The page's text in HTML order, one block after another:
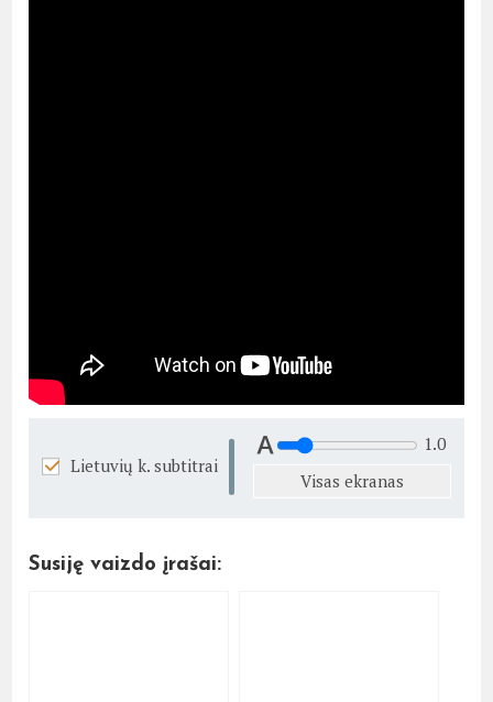
Lietuvių k. subtitrai
1.0
Visas ekranas
Susiję vaizdo įrašai: